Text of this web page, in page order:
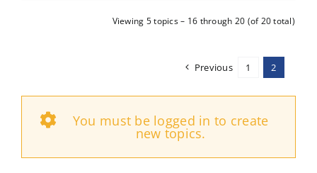
Viewing 5 topics – 16 through 20 (of 20 total)
Previous 1 2
You must be logged in to create
new topics.